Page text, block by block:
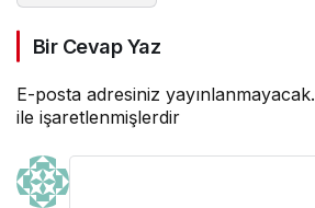
Bir Cevap Yaz
E-posta adresiniz yayınlanmayacak.
ile işaretlenmişlerdir